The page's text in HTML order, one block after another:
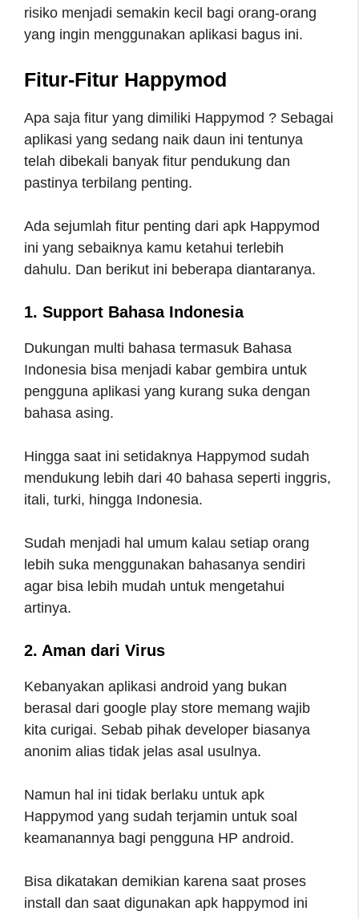
risiko menjadi semakin kecil bagi orang-orang
yang ingin menggunakan aplikasi bagus ini.
Fitur-Fitur Happymod
Apa saja fitur yang dimiliki Happymod ? Sebagai
aplikasi yang sedang naik daun ini tentunya
telah dibekali banyak fitur pendukung dan
pastinya terbilang penting.
Ada sejumlah fitur penting dari apk Happymod
ini yang sebaiknya kamu ketahui terlebih
dahulu. Dan berikut ini beberapa diantaranya.
1. Support Bahasa Indonesia
Dukungan multi bahasa termasuk Bahasa
Indonesia bisa menjadi kabar gembira untuk
pengguna aplikasi yang kurang suka dengan
bahasa asing.
Hingga saat ini setidaknya Happymod sudah
mendukung lebih dari 40 bahasa seperti inggris,
itali, turki, hingga Indonesia.
Sudah menjadi hal umum kalau setiap orang
lebih suka menggunakan bahasanya sendiri
agar bisa lebih mudah untuk mengetahui
artinya.
2. Aman dari Virus
Kebanyakan aplikasi android yang bukan
berasal dari google play store memang wajib
kita curigai. Sebab pihak developer biasanya
anonim alias tidak jelas asal usulnya.
Namun hal ini tidak berlaku untuk apk
Happymod yang sudah terjamin untuk soal
keamanannya bagi pengguna HP android.
Bisa dikatakan demikian karena saat proses
install dan saat digunakan apk happymod ini